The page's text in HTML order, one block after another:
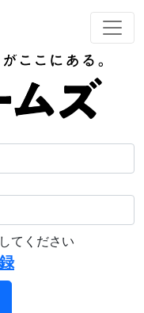
てください